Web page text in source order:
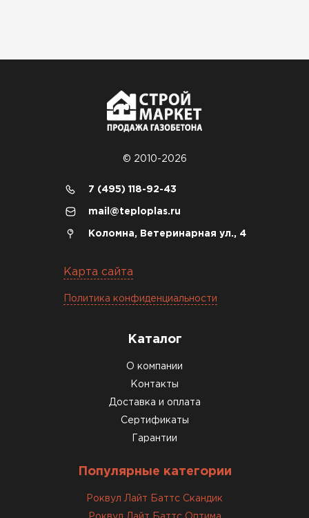
© 2010-2026
7 (495) 118-92-43
mail@teploplas.ru
Коломна, Ветеринарная ул., 4
Карта сайта
Политика конфиденциальности
Каталог
О компании
Контакты
Доставка и оплата
Сертификаты
Гарантии
Популярные категории
Роквул Лайт Баттс Скандик